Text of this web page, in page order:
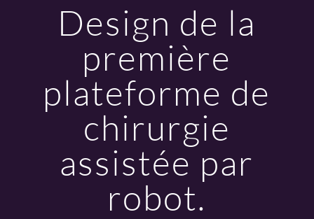
Design de la
première
plateforme de
chirurgie
assistée par
robot.